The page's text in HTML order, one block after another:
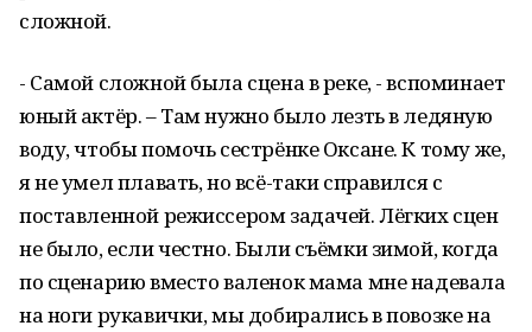
сложной.
- Самой сложной была сцена в реке, - вспоминает
юный актёр. – Там нужно было лезть в ледяную
воду, чтобы помочь сестрёнке Оксане. К тому же,
я не умел плавать, но всё-таки справился с
поставленной режиссером задачей. Лёгких сцен
не было, если честно. Были съёмки зимой, когда
по сценарию вместо валенок мама мне надевала
на ноги рукавички, мы добирались в повозке на